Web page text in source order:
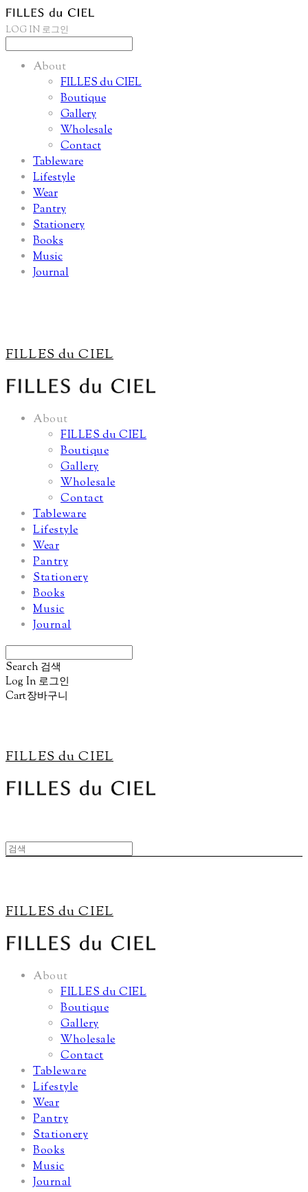
LOG IN 로그인
About
FILLES du CIEL
Boutique
Gallery
Wholesale
Contact
Tableware
Lifestyle
Wear
Pantry
Stationery
Books
Music
Journal
FILLES du CIEL
About
FILLES du CIEL
Boutique
Gallery
Wholesale
Contact
Tableware
Lifestyle
Wear
Pantry
Stationery
Books
Music
Journal
Search 검색
Log In 로그인
Cart장바구니
FILLES du CIEL
FILLES du CIEL
About
FILLES du CIEL
Boutique
Gallery
Wholesale
Contact
Tableware
Lifestyle
Wear
Pantry
Stationery
Books
Music
Journal